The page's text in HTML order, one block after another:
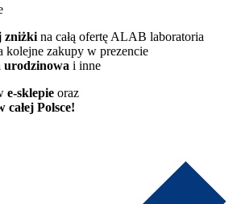
zniżki na całą ofertę ALAB laboratoria
kolejne zakupy w prezencie
urodzinowa i inne
e-sklepie oraz
Polsce!